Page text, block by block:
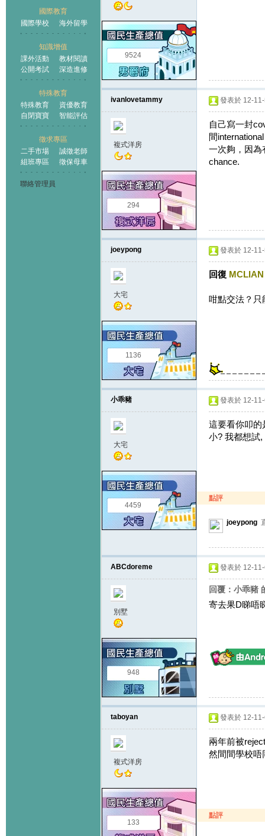
國際教育
國際學校
海外留學
知識增值
課外活動
教材閱讀
公開考試
深造進修
特殊教育
特殊教育
資優教育
自閉寶寶
智能評估
徵求專區
二手市場
誠徵老師
組班專區
徵保母車
聯絡管理員
9524
ivanlovetammy
複式洋房
294
發表於 12-
自己寫一封
間
一次夠，因為
chance.
joeypong
大宅
1136
發表於 12-
回復 MCLIAN
咁點交法？只
小乖豬
大宅
4459
發表於 12-
這要看你叩的
小? 我都想試
點評
joeypong
ABCdoreme
別墅
948
發表於 12-
回覆：小乖豬
寄去果D睇唔
taboyan
複式洋房
133
發表於 12-
兩年前被
然間間學校唔
點評